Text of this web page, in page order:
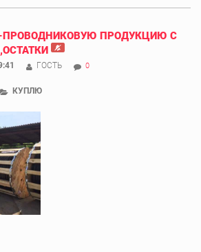
ПРОВОДНИКОВУЮ ПРОДУКЦИЮ С
ГОСТЬ 0
КУПЛЮ